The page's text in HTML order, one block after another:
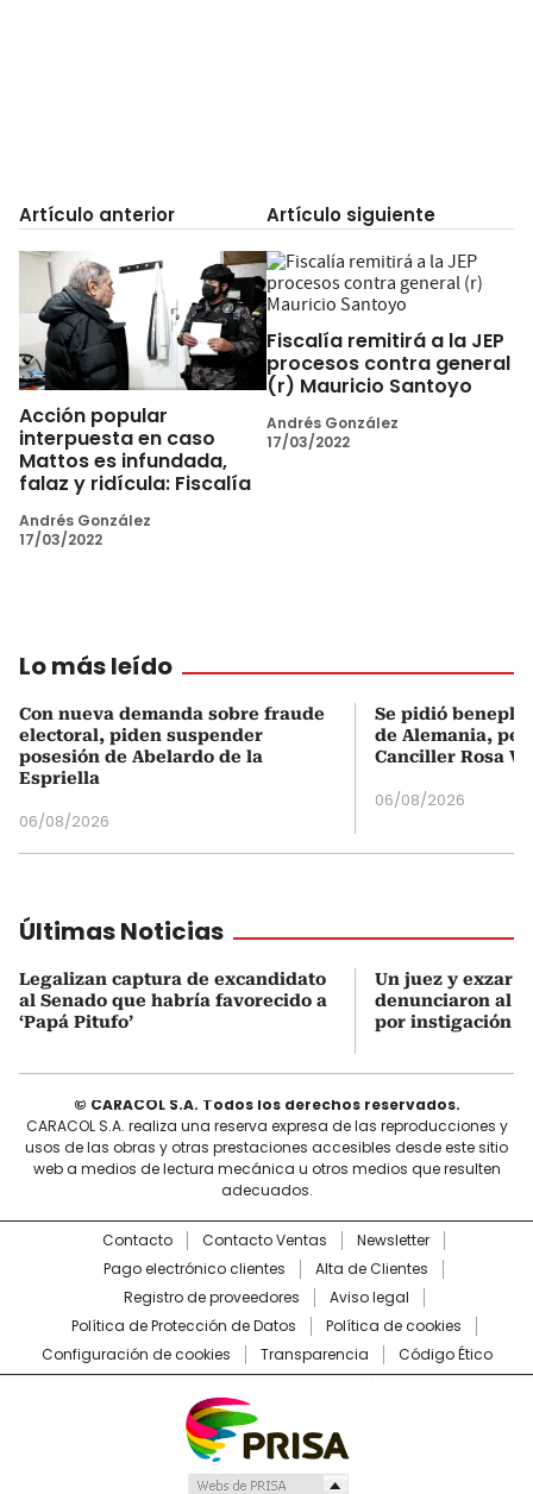
Artículo anterior
Acción popular
interpuesta en caso
Mattos es infundada,
falaz y ridícula: Fiscalía
Andrés González
17/03/2022
Artículo siguiente
Fiscalía remitirá a la JEP
procesos contra general
(r) Mauricio Santoyo
Andrés González
17/03/2022
Lo más leído
Con nueva demanda sobre fraude
electoral, piden suspender
posesión de Abelardo de la
Espriella
06/08/2026
Se pidió
de Alemania,
Canciller Rosa
06/08/2026
Últimas Noticias
Legalizan captura de excandidato
al Senado que habría favorecido a
‘Papá Pitufo’
Un juez y exzar
denunciaron al
por instigación
© CARACOL S.A. Todos los derechos reservados.
CARACOL S.A. realiza una reserva expresa de las reproducciones y
usos de las obras y otras prestaciones accesibles desde este sitio
web a medios de lectura mecánica u otros medios que resulten
adecuados.
Contacto Contacto Ventas
Newsletter
Pago electrónico clientes
Alta de Clientes
Registro de proveedores
Aviso legal
Política de Protección de Datos
Política de cookies
Configuración de cookies
Transparencia Código Ético